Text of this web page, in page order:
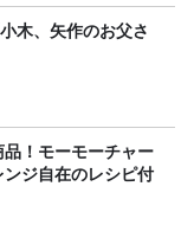
木、矢作のお父さ
！モーモーチャー
ジ自在のレシピ付